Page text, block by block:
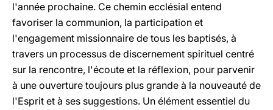
l'année prochaine. Ce chemin ecclésial entend
favoriser la communion, la participation et
l'engagement missionnaire de tous les baptisés, à
travers un processus de discernement spirituel centré
sur la rencontre, l'écoute et la réflexion, pour parvenir
à une ouverture toujours plus grande à la nouveauté de
l'Esprit et à ses suggestions. Un élément essentiel du